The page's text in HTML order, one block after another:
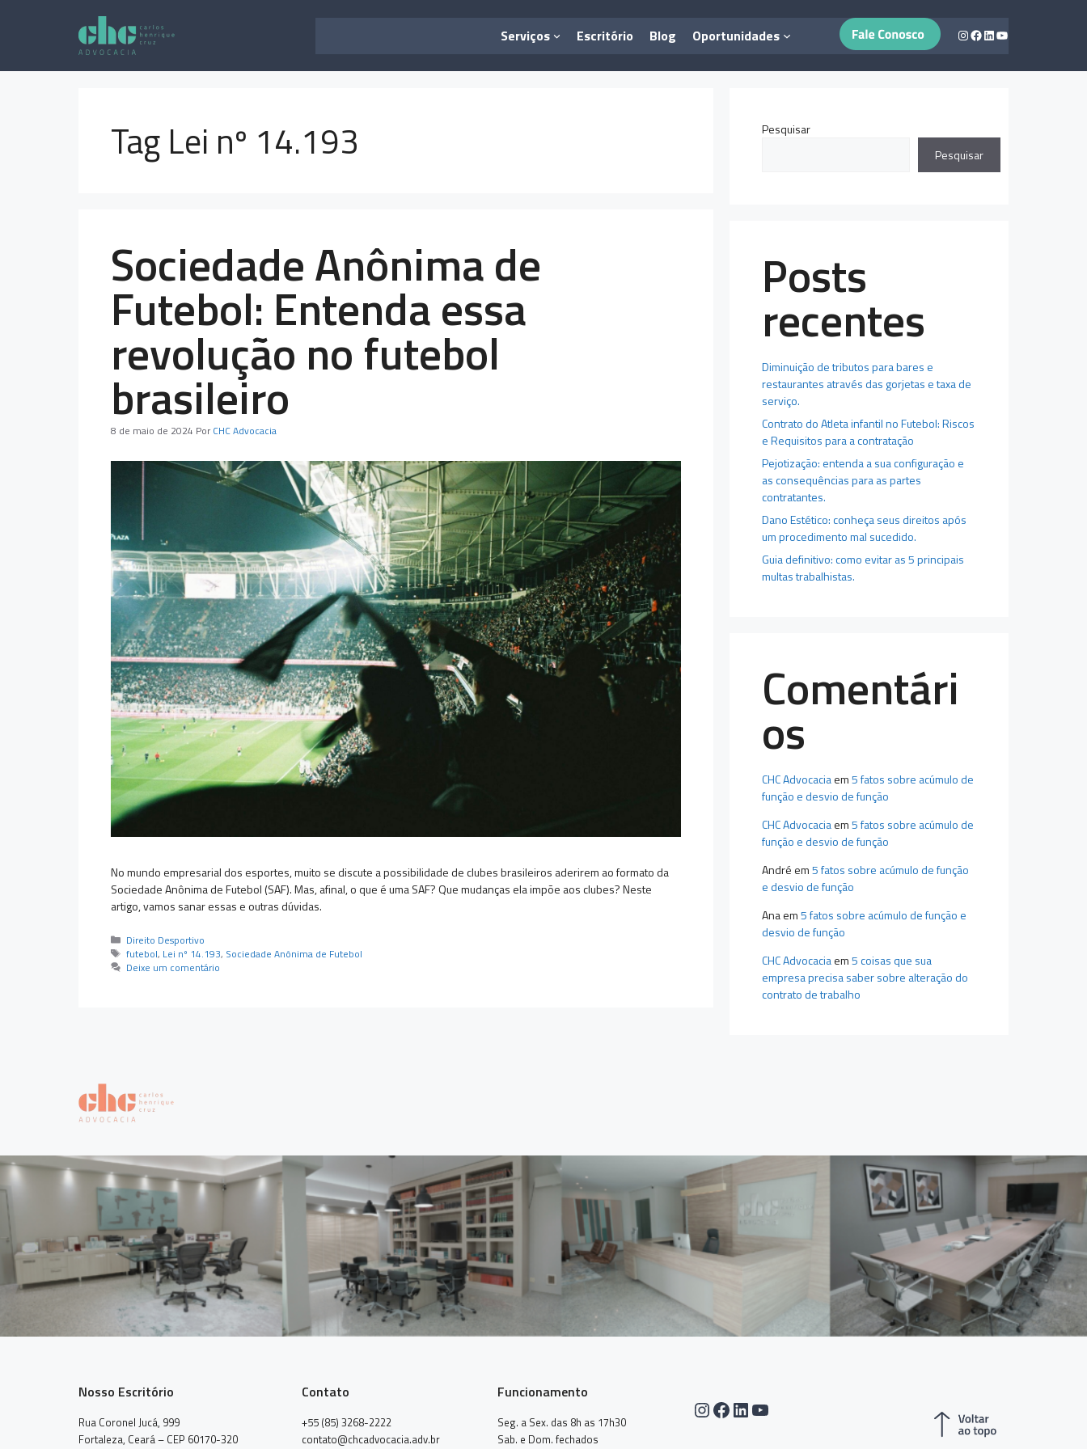
Serviços Escritório Blog Oportunidades Instagram
Facebook
LinkedIn
Youtube
Tag Lei nº 14.193
Sociedade Anônima de
Futebol: Entenda essa
revolução no futebol
brasileiro
8 de maio de 2024 Por CHC Advocacia
No mundo empresarial dos esportes, muito se discute a possibilidade de clubes brasileiros aderirem ao formato da
Sociedade Anônima de Futebol (SAF). Mas, afinal, o que é uma SAF? Que mudanças ela impõe aos clubes? Neste
artigo, vamos sanar essas e outras dúvidas.
Categorias
Direito Desportivo
Tags
futebol, Lei nº 14.193, Sociedade Anônima de Futebol
Deixe um comentário
Pesquisar
Pesquisar
Posts
recentes
Diminuição de tributos para bares e
restaurantes através das gorjetas e taxa de
serviço.
Contrato do Atleta infantil no Futebol: Riscos
e Requisitos para a contratação
Pejotização: entenda a sua configuração e
as consequências para as partes
contratantes.
Dano Estético: conheça seus direitos após
um procedimento mal sucedido.
Guia definitivo: como evitar as 5 principais
multas trabalhistas.
Comentári
os
CHC Advocaciaem5 fatos sobre acúmulo de
função e desvio de função
CHC Advocaciaem5 fatos sobre acúmulo de
função e desvio de função
André em5 fatos sobre acúmulo de função
e desvio de função
Anaem5 fatos sobre acúmulo de função e
desvio de função
CHC Advocaciaem5 coisas que sua
empresa precisa saber sobre alteração do
contrato de trabalho
Nosso Escritório
Rua Coronel Jucá, 999
Fortaleza, Ceará – CEP 60170-320
Contato
+55 (85) 3268-2222
contato@chcadvocacia.adv.br
Funcionamento
Seg. a Sex. das 8h as 17h30
Sab. e Dom. fechados
Instagram
Facebook
LinkedIn
Youtube